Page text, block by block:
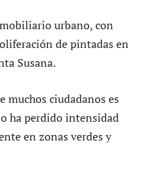
urbano, con
de pintadas en
Susana.
muchos ciudadanos es
ha perdido intensidad
en zonas verdes y